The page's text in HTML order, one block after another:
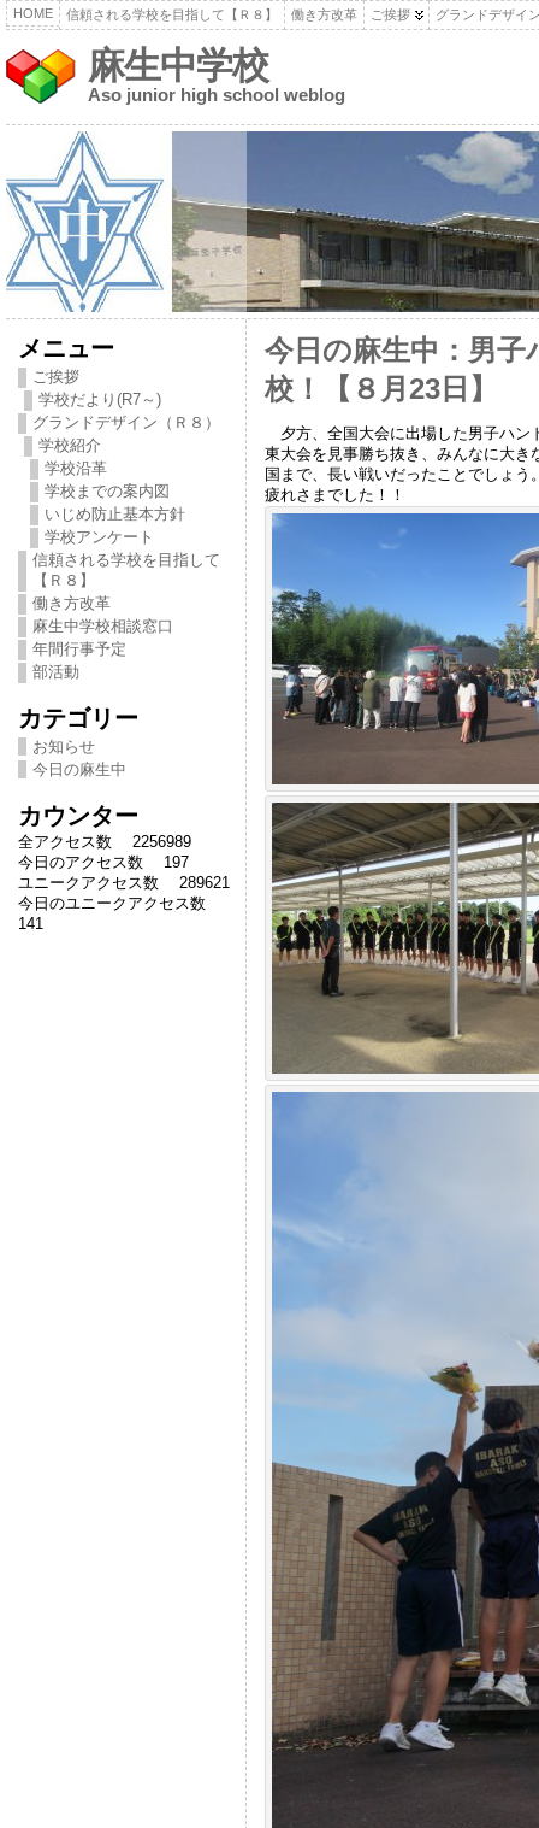
HOME 信頼される学校を目指して【Ｒ８】 働き方改革 ご挨拶 グランドデザイ
麻生中学校
Aso junior high school weblog
メニュー
ご挨拶
学校だより(R7～)
グランドデザイン（Ｒ８）
学校紹介
学校沿革
学校までの案内図
いじめ防止基本方針
学校アンケート
信頼される学校を目指して
【Ｒ８】
働き方改革
麻生中学校相談窓口
年間行事予定
部活動
カテゴリー
お知らせ
今日の麻生中
カウンター
全アクセス数 2256989
今日のアクセス数 197
ユニークアクセス数 289621
今日のユニークアクセス数
141
今日の麻生中：男
校！【８月23日】
夕方、全国大会に出場した男子ハ
東大会を見事勝ち抜き、みんなに大
国まで、長い戦いだったことでしょ
疲れさまでした！！